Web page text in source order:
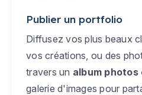
Publier un portfolio
Diffusez vos plus beaux
vos créations, ou des
travers un album photos
galerie d'images pour